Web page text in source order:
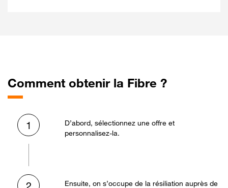
Comment obtenir la Fibre ?
1
D’abord, sélectionnez une offre et
personnalisez-la.
Ensuite, on s’occupe de la résiliation auprès de